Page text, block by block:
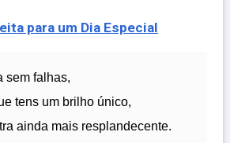
para um Dia Especial
sem falhas,
tens um brilho único,
ainda mais resplandecente.